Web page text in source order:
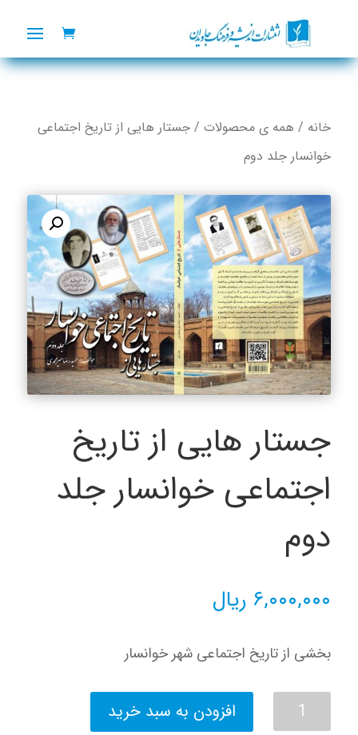
خانه / همه ی محصولات/ جستار هایی از تاریخ اجتماعی
خوانسار جلد دوم
جستار هایی از تاریخ
اجتماعی خوانسار جلد
دوم
۶,۰۰۰,۰۰۰ ریال
بخشی از تاریخ اجتماعی شهر خوانسار
جستار
افزودن به سبد خرید